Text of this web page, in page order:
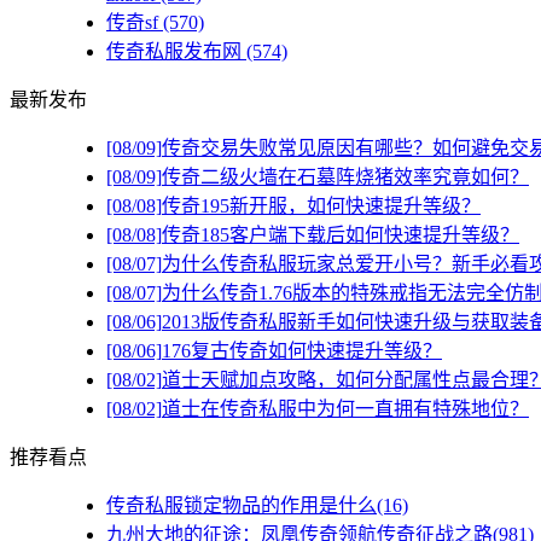
传奇sf(570)
传奇私服发布网 (574)
最新发布
[08/09]传奇交易失败常见原因有哪些？如何避免交
[08/09]传奇二级火墙在石墓阵烧猪效率究竟如何？
[08/08]传奇195新开服，如何快速提升等级？
[08/08]传奇185客户端下载后如何快速提升等级？
[08/07]为什么传奇私服玩家总爱开小号？新手必看
[08/07]为什么传奇1.76版本的特殊戒指无法完全仿制
[08/06]2013版传奇私服新手如何快速升级与获取装
[08/06]176复古传奇如何快速提升等级？
[08/02]道士天赋加点攻略，如何分配属性点最合理？
[08/02]道士在传奇私服中为何一直拥有特殊地位？
推荐看点
传奇私服锁定物品的作用是什么(16)
九州大地的征途：凤凰传奇领航传奇征战之路(981)